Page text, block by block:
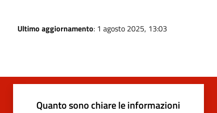
Ultimo aggiornamento: 1 agosto 2025, 13:03
Quanto sono chiare le informazioni